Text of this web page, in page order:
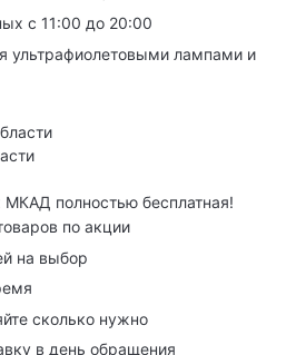
с 11:00 до 20:00
ультрафиолетовыми лампами и
МКАД полностью бесплатная!
по акции
на выбор
сколько нужно
в день обращения